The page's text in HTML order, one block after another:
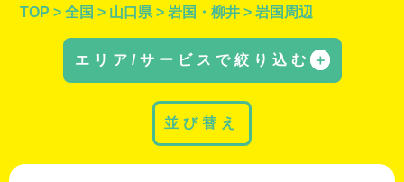
TOP > 全国 > 山口県 > 岩国・柳井 > 岩国周辺
エリア/サービスで絞り込む ＋
並び替え